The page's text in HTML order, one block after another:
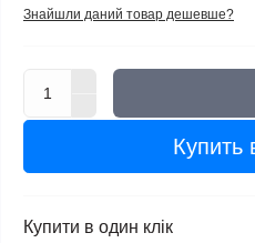
Знайшли даний товар дешевше?
Купить
Купити в один клік